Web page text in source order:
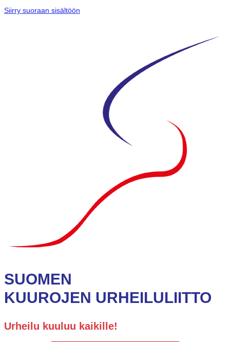
Siirry suoraan sisältöön
SUOMEN
KUUROJEN URHEILULIITTO
Urheilu kuuluu kaikille!